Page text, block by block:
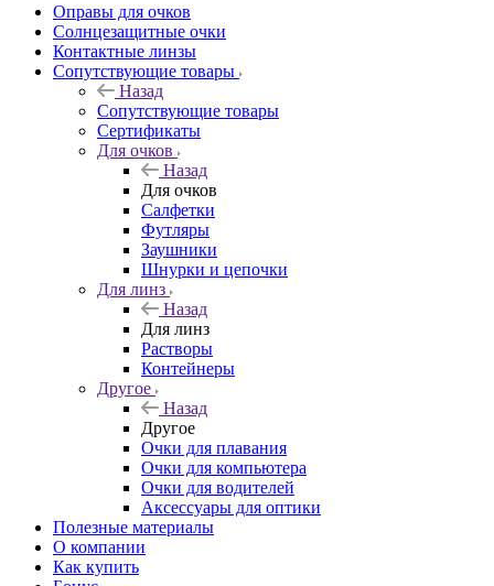
Оправы для очков
Солнцезащитные очки
Контактные линзы
Сопутствующие товары
Назад
Сопутствующие товары
Сертификаты
Для очков
Назад
Для очков
Салфетки
Футляры
Заушники
Шнурки и цепочки
Для линз
Назад
Для линз
Растворы
Контейнеры
Другое
Назад
Другое
Очки для плавания
Очки для компьютера
Очки для водителей
Аксессуары для оптики
Полезные материалы
О компании
Как купить